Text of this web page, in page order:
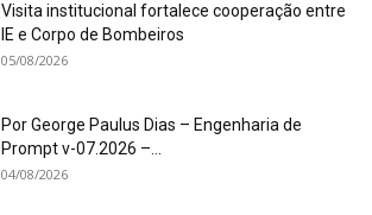
Visita institucional fortalece cooperação entre
IE e Corpo de Bombeiros
05/08/2026
Por George Paulus Dias – Engenharia de
Prompt v-07.2026 –...
04/08/2026